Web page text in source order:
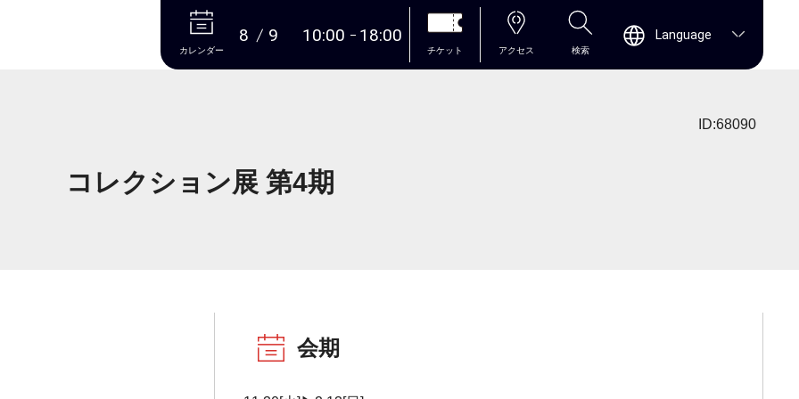
本文へ
カレンダー
8 9 10:00 18:00
チケット アクセス 検索
Language
ID:68090
コレクション展 第4期
会期